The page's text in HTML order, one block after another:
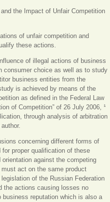
the Impact of Unfair Competition
of unfair competition and
these actions.
of illegal actions of business
consumer choice as well as to study
business entities from the
is achieved by means of the
as defined in the Federal Law
of Competition” of 26 July 2006, ¹
through analysis of arbitration
concerning different forms of
proper qualification of these
against the competing
act on the same product
of the Russian Federation
the actions causing losses no
business reputation which is also a